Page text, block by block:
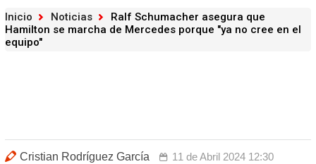
Inicio Noticias
Ralf Schumacher asegura que
Hamilton se marcha de Mercedes porque "ya no cree en el
equipo"
Cristian Rodríguez García
11 de Abril 2024 12:30